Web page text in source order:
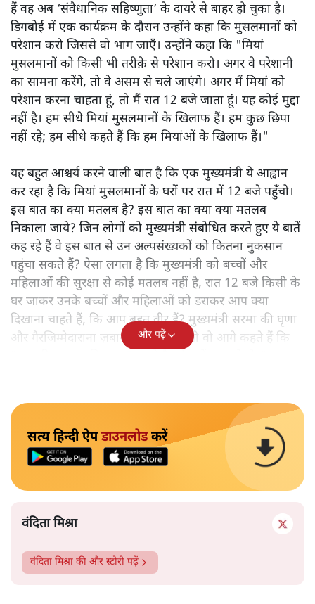
हैं वह अब ‘संवैधानिक सहिष्णुता’ के दायरे से बाहर हो चुका है।
डिगबोई में एक कार्यक्रम के दौरान उन्होंने कहा कि मुसलमानों को
परेशान करो जिससे वो भाग जाएँ। उन्होंने कहा कि "मियां
मुसलमानों को किसी भी तरीक़े से परेशान करो। अगर वे परेशानी
का सामना करेंगे, तो वे असम से चले जाएंगे। अगर मैं मियां को
परेशान करना चाहता हूं, तो मैं रात 12 बजे जाता हूं। यह कोई मुद्दा
नहीं है। हम सीधे मियां मुसलमानों के खिलाफ हैं। हम कुछ छिपा
नहीं रहे; हम सीधे कहते हैं कि हम मियांओं के खिलाफ हैं।"
यह बहुत आश्चर्य करने वाली बात है कि एक मुख्यमंत्री ये आह्वान
कर रहा है कि मियांं मुसलमानों के घरों पर रात में 12 बजे पहुँचो।
इस बात का क्या मतलब है? इस बात का क्या क्या मतलब
निकाला जाये? जिन लोगों को मुख्यमंत्री संबोधित करते हुए ये बातें
कह रहे हैं वे इस बात से उन अल्पसंख्यकों को कितना नुकसान
पहुंचा सकते हैं? ऐसा लगता है कि मुख्यमंत्री को बच्चों और
महिलाओं की सुरक्षा से कोई मतलब नहीं है, रात 12 बजे किसी के
घर जाकर उनके बच्चों और महिलाओं को डराकर आप क्या
दिखाना चाहते हैं, कि आप बहुत वीर हैं? मुख्यमंत्री सरमा की घृणा
और गैरजिम्मेदाराना ज़बान यहीं नहीं रुकती वो आगे कहते हैं कि
और पढ़ें
सत्य हिन्दी ऐपडाउनलोडकरें
वंदिता मिश्रा
वंदिता मिश्रा की और स्टोरी पढ़ें